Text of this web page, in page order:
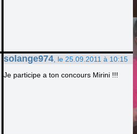
solange974 , le 25.09.2011 à 10:15
Je participe a ton concours Mirini !!!